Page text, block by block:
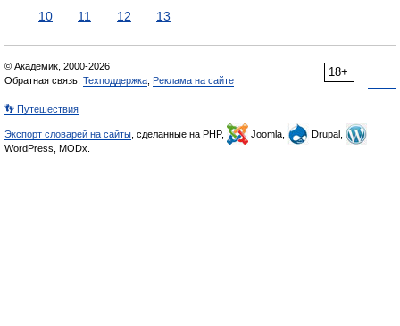
10
11 12 13
18+
© Академик, 2000-2026
Обратная связь: Техподдержка Реклама на сайте
👣 Путешествия
Экспорт словарей на сайты , сделанные на PHP, Joomla,
Drupal,
WordPress, MODx.